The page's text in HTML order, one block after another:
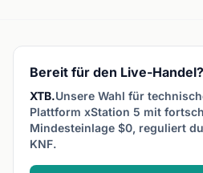
nach einem Rückgang.
Rally.
Bereit für den Live-Handel?
XTB.Unsere Wahl für
Plattform xStation 5 mit
Mindesteinlage $0, reguliert
KNF.